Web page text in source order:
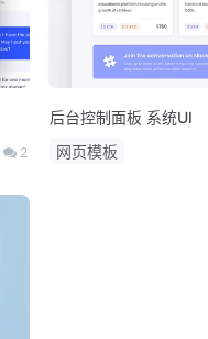
2
后台控制面板 系统UI
网页模板